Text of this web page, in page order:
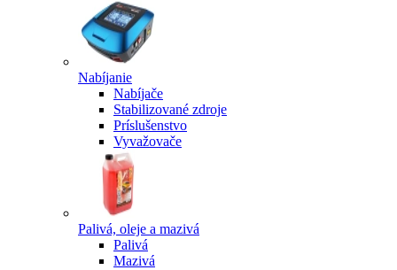
Nabíjanie
Nabíjače
Stabilizované zdroje
Príslušenstvo
Vyvažovače
Palivá, oleje a mazivá
Palivá
Mazivá